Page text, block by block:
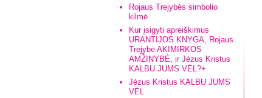
Rojaus Trejybės simbolio
kilmė
Kur įsigyti apreiškimus
URANTIJOS KNYGA, Rojaus
Trejybė AKIMIRKOS
AMŽINYBĖ, ir Jėzus Kristus
KALBU JUMS VĖL?+
Jėzus Kristus KALBU JUMS
VĖL